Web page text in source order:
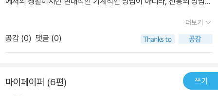
학자이기 때문에 풀어 헤칠 사람도 과학자란 말인가요. 물론 풀어야
또한 근본적인 문제는 과학자의 윤리적 양심과 가치관에 있을 터인데
단지 죄를 졌으니 죄값만 치르면 된다는 생각을 하고 있는 것도 탐탁
책이라고 말하고싶다.마침 오늘 거래처 친구가 와서, 귀농이든 귀촌
이든 더이상 서울에 살고싶지않아 내려간다고(내려갈려고할때 마침
지방에 직장을 얻게되었단다. 얼떨결에 취직을 하긴했는데, 어찌되었
는게 괴로운 사람이야 한둘이 아니지만, 진정 귀농이든 귀촌을 꿈꾼
다라면 방법을 잘 연구해야할것이고, 일단 이책부터 읽고 난후 결심
점 퇴화되어가고 있는 요즘. 빠르게.. 많이.. 완벽하게... 이런 용어들
의 형용을 받는 것만 인정되고 있는 요즘. 윤구병씨로 부터 많은 걸 느
낄 수 있다. 사람이나 동물의 발에 밟히고, 농사짓는데 불필요한 존재
로서 치열한 삶을 산아간다. 온실에 사는 식물보다, 그리고 사람의 손
더보기
공감 (0) 댓글 (0)
마이페이퍼 (6편) 쓰기